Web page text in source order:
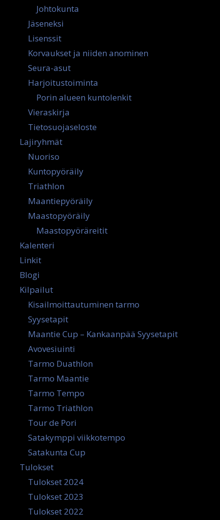
Johtokunta
Jäseneksi
Lisenssit
Korvaukset ja niiden anominen
Seura-asut
Harjoitustoiminta
Porin alueen kuntolenkit
Vieraskirja
Tietosuojaseloste
Lajiryhmät
Nuoriso
Kuntopyöräily
Triathlon
Maantiepyöräily
Maastopyöräily
Maastopyöräreitit
Kalenteri
Linkit
Blogi
Kilpailut
Kisailmoittautuminen tarmo
Syysetapit
Maantie Cup – Kankaanpää Syysetapit
Avovesiuinti
Tarmo Duathlon
Tarmo Maantie
Tarmo Tempo
Tarmo Triathlon
Tour de Pori
Satakymppi viikkotempo
Satakunta Cup
Tulokset
Tulokset 2024
Tulokset 2023
Tulokset 2022